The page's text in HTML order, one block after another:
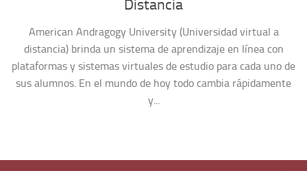
Distancia
American Andragogy University (Universidad virtual a
distancia) brinda un sistema de aprendizaje en línea con
plataformas y sistemas virtuales de estudio para cada uno de
sus alumnos. En el mundo de hoy todo cambia rápidamente
y...